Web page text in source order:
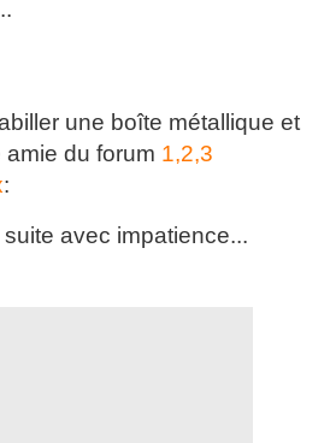
une boîte métallique et
amie du forum 1,2,3
:
avec impatience...